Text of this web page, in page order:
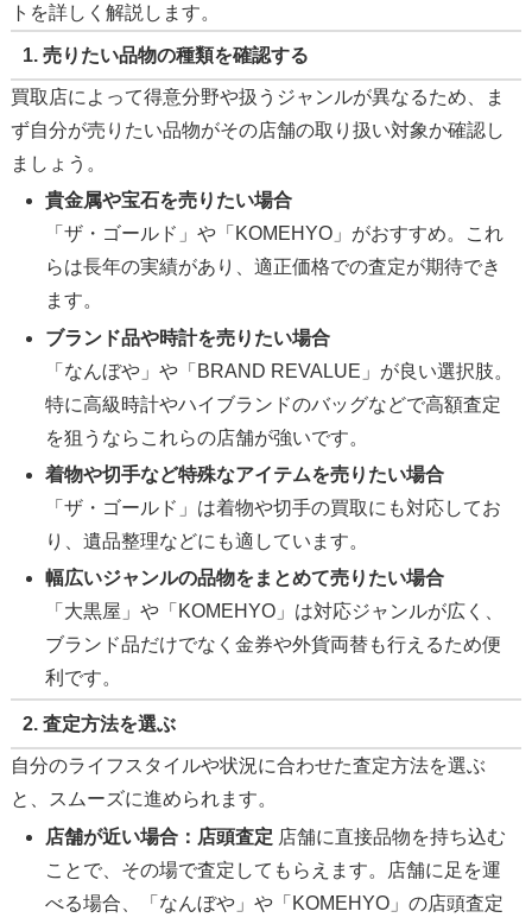
トを詳しく解説します。
1. 売りたい品物の種類を確認する
買取店によって得意分野や扱うジャンルが異なるため、ま
ず自分が売りたい品物がその店舗の取り扱い対象か確認し
ましょう。
貴金属や宝石を売りたい場合
「ザ・ゴールド」や「KOMEHYO」がおすすめ。これ
らは長年の実績があり、適正価格での査定が期待でき
ます。
ブランド品や時計を売りたい場合
「なんぼや」や「BRAND REVALUE」が良い選択肢。
特に高級時計やハイブランドのバッグなどで高額査定
を狙うならこれらの店舗が強いです。
着物や切手など特殊なアイテムを売りたい場合
「ザ・ゴールド」は着物や切手の買取にも対応してお
り、遺品整理などにも適しています。
幅広いジャンルの品物をまとめて売りたい場合
「大黒屋」や「KOMEHYO」は対応ジャンルが広く、
ブランド品だけでなく金券や外貨両替も行えるため便
利です。
2. 査定方法を選ぶ
自分のライフスタイルや状況に合わせた査定方法を選ぶ
と、スムーズに進められます。
店舗が近い場合：店頭査定 店舗に直接品物を持ち込む
ことで、その場で査定してもらえます。店舗に足を運
べる場合、「なんぼや」や「KOMEHYO」の店頭査定